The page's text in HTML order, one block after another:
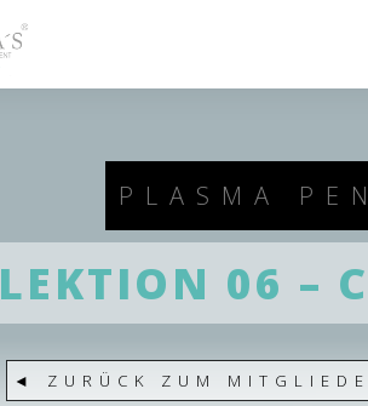
PLASMA
LEKTION 06 –
◄ ZURÜCK ZUM